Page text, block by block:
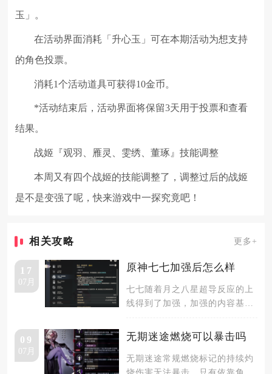
玉」。
在活动界面消耗「升心玉」可在本期活动为想支持
的角色投票。
消耗1个活动道具可获得10金币。
*活动结束后，活动界面将保留3天用于投票和查看
结果。
战姬『观羽、雁灵、雯绣、董琢』技能调整
本周又有四个战姬的技能调整了，调整过后的战姬
是不是变强了呢，快来游戏中一探究竟吧！
相关攻略 更多+
17
07月
原神七七加强后怎么样
七七随着月之八星超导反应的上
线得到了加强，加强的内容基本
超导反
09
07月
无期迷途燃烧可以暴击吗
无期迷途常规燃烧标记的持续灼